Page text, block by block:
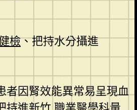
檢、把持水分攝進
者因腎效能異常易呈現血